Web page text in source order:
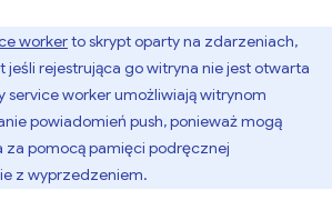
workerto skrypt oparty na zdarzeniach,
jeśli rejestrująca go witryna nie jest otwarta
service worker umożliwiają witrynom
powiadomień push, ponieważ mogą
za pomocą pamięci podręcznej
z wyprzedzeniem.